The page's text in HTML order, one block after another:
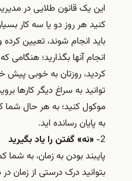
این یک قانون طلایی در
کنید هر روز دو یا سه کار
باید انجام شوند، تعیین کرده
انجام آنها بگذارید؛ هنگامی
کردید، روزتان به خوبی
توانید به سراغ دیگر کارها
موکول کنید؛ به هر حال شما
به پایان رسانده اید.
2- «نه» گفتن را یاد بگیرید
پایبند بودن به زمان، به
بتوانید درک درستی از زمان